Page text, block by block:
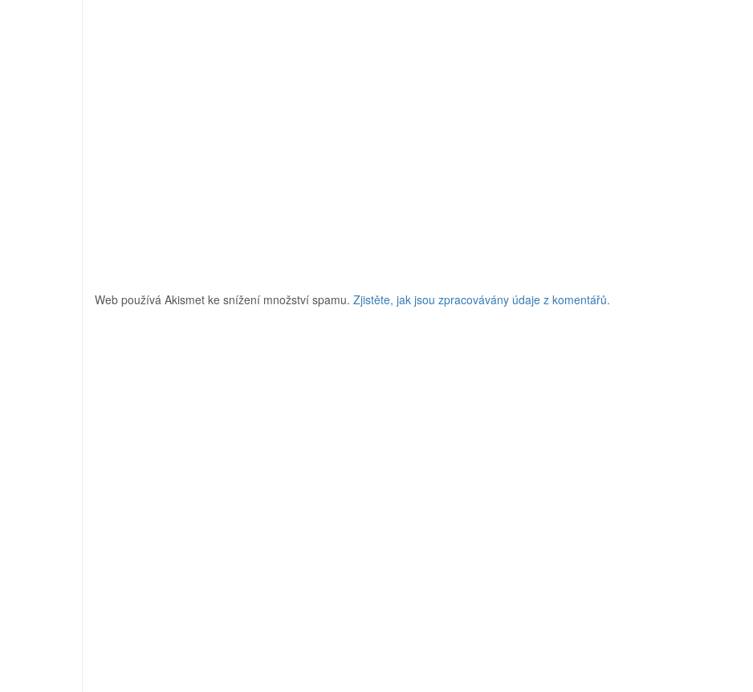
Web používá Akismet ke snížení množství spamu. Zjistěte, jak jsou zpracovávány údaje z komentářů.